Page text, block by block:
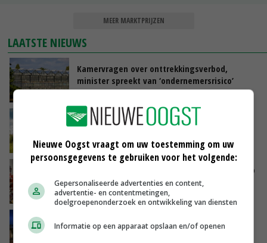
MEER MARKTPRIJZEN
LAATSTE NIEUWS
Kamervragen over onttrekkingsverbod,
minister spreekt van ‘ondernemersrisico’
GISTEREN, 16:27
‘Rendement van Krullvarkens komt van de
overkant’
GISTEREN, 15:30
Oorlogen en El Niño stuwen voedselprijzen op
GISTEREN, 15:04
Nettowinst Royal A-ware onder druk ondanks
hogere omzet
Nieuwe Oogst vraagt om uw toestemming om uw
persoonsgegevens te gebruiken voor het volgende:
Gepersonaliseerde advertenties en content,
advertentie- en contentmetingen,
doelgroepenonderzoek en ontwikkeling van diensten
Informatie op een apparaat opslaan en/of openen